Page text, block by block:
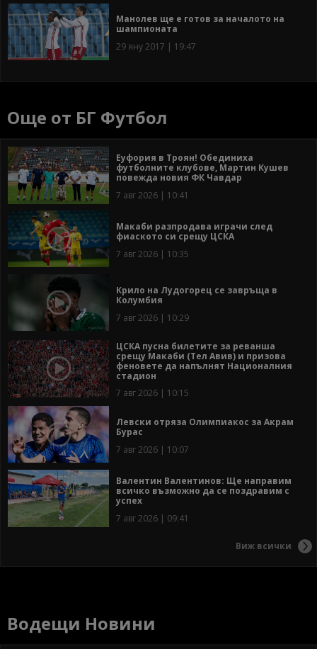
Манолев ще е готов за началото на
шампионата
29 яну 2017 | 19:47
Още от БГ Футбол
Еуфория в Троян! Обединиха
футболните клубове, Мартин Кушев
повежда новия ФК Чавдар
7 авг 2026 | 10:41
Макаби разпродава играчи след
фиаското си срещу ЦСКА
7 авг 2026 | 10:35
Крило на Лудогорец се завръща в
Колумбия
7 авг 2026 | 10:29
ЦСКА пусна билетите за реванша
срещу Макаби (Тел Авив) и призова
феновете да напълнят Националния
стадион
7 авг 2026 | 10:15
Левски отряза Олимпиакос за Акрам
Бурас
7 авг 2026 | 10:07
Валентин Валентинов: Ще направим
всичко възможно да се поздравим с
успех
7 авг 2026 | 09:41
Виж всички
Водещи Новини